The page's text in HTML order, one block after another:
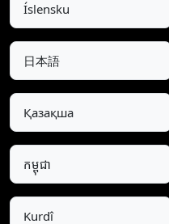
Íslensku
日本語
Қазақша
កម្ពុជា
Kurdî